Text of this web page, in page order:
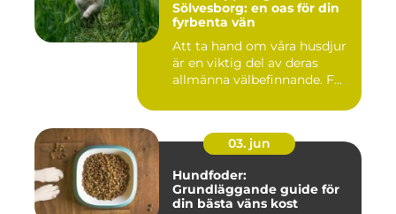
Sölvesborg: en oas för din
fyrbenta vän
Att ta hand om våra husdjur
är en viktig del av deras
allmänna välbefinnande. F...
03. jun
Hundfoder:
Grundläggande guide för
din bästa väns kost